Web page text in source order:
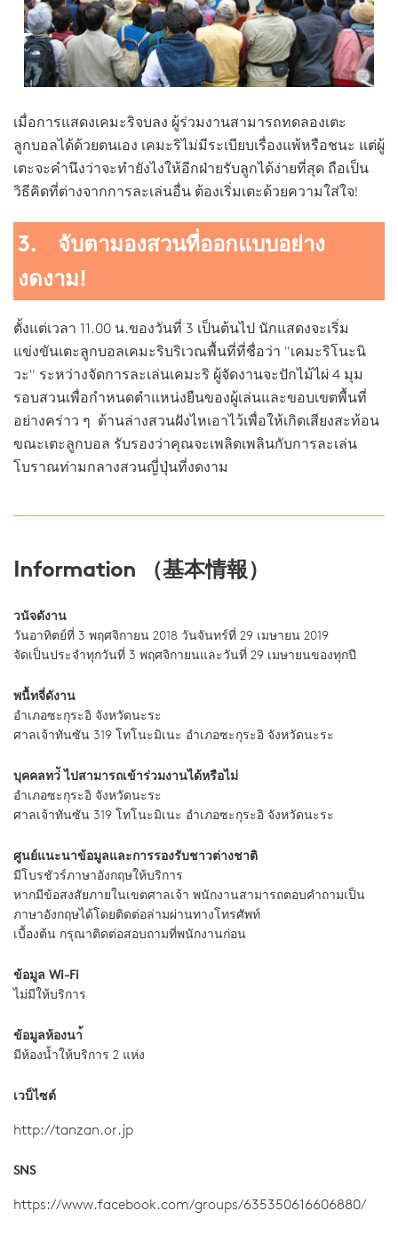
เมื่อการแสดงเคมะริจบลง ผู้ร่วมงานสามารถทดลองเตะ
ลูกบอลได้ด้วยตนเอง เคมะริไม่มีระเบียบเรื่องแพ้หรือชนะ แต่ผู้
เตะจะคำนึงว่าจะทำยังไงให้อีกฝ่ายรับลูกได้ง่ายที่สุด ถือเป็น
วิธีคิดที่ต่างจากการละเล่นอื่น ต้องเริ่มเตะด้วยความใส่ใจ!
3. จับตามองสวนที่ออกแบบอย่าง
งดงาม!
ตั้งแต่เวลา 11.00 น.ของวันที่ 3 เป็นต้นไป นักแสดงจะเริ่ม
แข่งขันเตะลูกบอลเคมะริบริเวณพื้นที่ที่ชื่อว่า "เคมะริโนะนิ
วะ" ระหว่างจัดการละเล่นเคมะริ ผู้จัดงานจะปักไม้ไผ่ 4 มุม
รอบสวนเพื่อกำหนดตำแหน่งยืนของผู้เล่นและขอบเขตพื้นที่
อย่างคร่าว ๆ ด้านล่างสวนฝังไหเอาไว้เพื่อให้เกิดเสียงสะท้อน
ขณะเตะลูกบอล รับรองว่าคุณจะเพลิดเพลินกับการละเล่น
โบราณท่ามกลางสวนญี่ปุ่นที่งดงาม
Information （基本情報）
วนัจดังาน
วันอาทิตย์ที่ 3 พฤศจิกายน 2018 วันจันทร์ที่ 29 เมษายน 2019
จัดเป็นประจำทุกวันที่ 3 พฤศจิกายนและวันที่ 29 เมษายนของทุกปี
พนื้ทจี่ดังาน
อำเภอซะกุระอิ จังหวัดนะระ
ศาลเจ้าทันซัน 319 โทโนะมิเนะ อำเภอซะกุระอิ จังหวัดนะระ
บุคคลทว่ั ไปสามารถเข้าร่วมงานได้หรือไม่
อำเภอซะกุระอิ จังหวัดนะระ
ศาลเจ้าทันซัน 319 โทโนะมิเนะ อำเภอซะกุระอิ จังหวัดนะระ
ศูนย์แนะนาข้อมูลและการรองรับชาวต่างชาติ
มีโบรชัวร์ภาษาอังกฤษให้บริการ
หากมีข้อสงสัยภายในเขตศาลเจ้า พนักงานสามารถตอบคำถามเป็น
ภาษาอังกฤษได้โดยติดต่อล่ามผ่านทางโทรศัพท์
เบื้องต้น กรุณาติดต่อสอบถามที่พนักงานก่อน
ข้อมูล Wi-Fi
ไม่มีให้บริการ
ข้อมูลห้องนา้
มีห้องน้ำให้บริการ 2 แห่ง
เวบ็ไซต์
http://tanzan.or.jp
SNS
https://www.facebook.com/groups/635350616606880/